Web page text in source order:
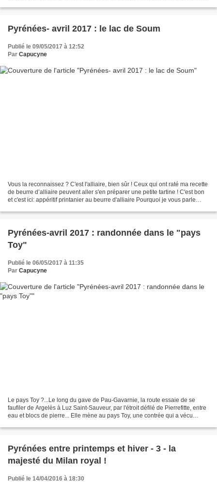
Pyrénées- avril 2017 : le lac de Soum
Publié le 09/05/2017 à 12:52
Par Capucyne
Vous la reconnaissez ? C'est l'alliaire, bien sûr ! Ceux qui ont raté ma recette
de beurre d’alliaire peuvent aller s'en préparer une petite tartine ! C'est bon
et c'est ici: appéritif printanier au beurre d'alliaire Pourquoi je vous parle
Pyrénées-avril 2017 : randonnée dans le "pays
Toy"
Publié le 06/05/2017 à 11:35
Par Capucyne
Le pays Toy ?...Le long du gave de Pau-Gavarnie, la route essaie de se
faufiler de Argelès à Luz Saint-Sauveur, par l'étroit défilé de Pierrefitte, entre
eau et blocs de pierre... Elle mène au pays Toy, une contrée qui a vécu
Pyrénées entre printemps et hiver - 3 - la
majesté du Milan royal !
Publié le 14/04/2016 à 18:30